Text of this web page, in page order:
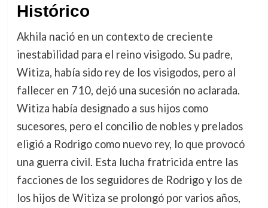
Histórico
Akhila nació en un contexto de creciente
inestabilidad para el reino visigodo. Su padre,
Witiza, había sido rey de los visigodos, pero al
fallecer en 710, dejó una sucesión no aclarada.
Witiza había designado a sus hijos como
sucesores, pero el concilio de nobles y prelados
eligió a Rodrigo como nuevo rey, lo que provocó
una guerra civil. Esta lucha fratricida entre las
facciones de los seguidores de Rodrigo y los de
los hijos de Witiza se prolongó por varios años,